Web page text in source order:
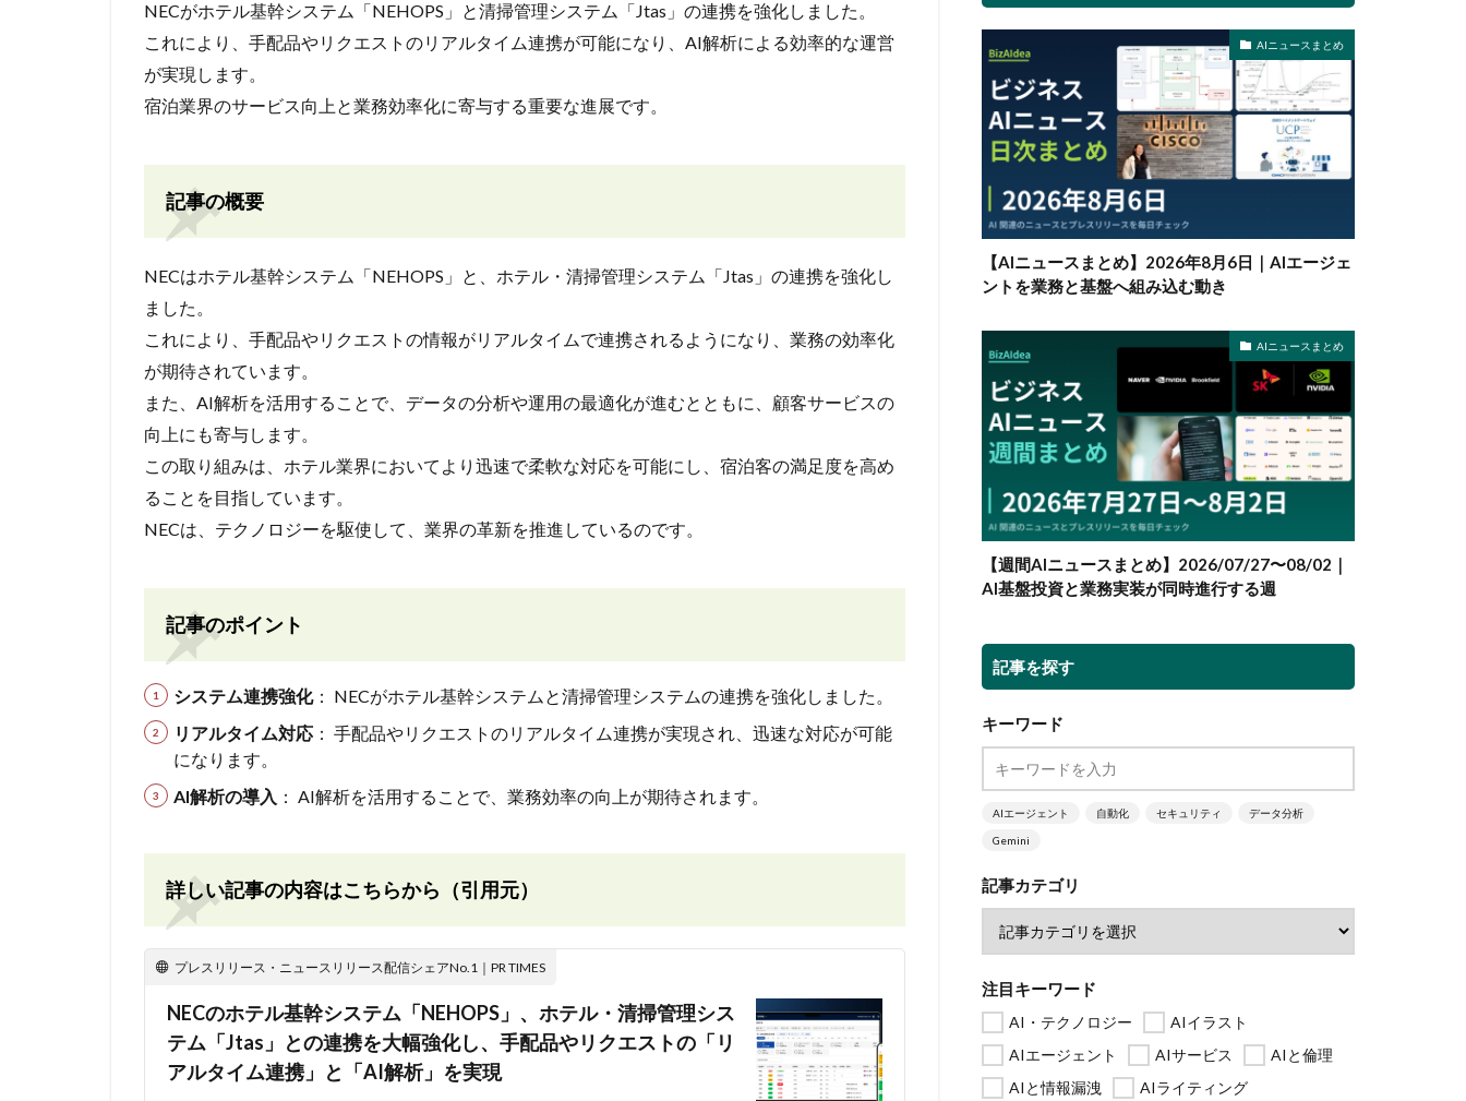
NECがホテル基幹システム「NEHOPS」と清掃管理システム「Jtas」の連携を強化しました。
これにより、手配品やリクエストのリアルタイム連携が可能になり、AI解析による効率的な運営
が実現します。
宿泊業界のサービス向上と業務効率化に寄与する重要な進展です。
記事の概要
NECはホテル基幹システム「NEHOPS」と、ホテル・清掃管理システム「Jtas」の連携を強化し
ました。
これにより、手配品やリクエストの情報がリアルタイムで連携されるようになり、業務の効率化
が期待されています。
また、AI解析を活用することで、データの分析や運用の最適化が進むとともに、顧客サービスの
向上にも寄与します。
この取り組みは、ホテル業界においてより迅速で柔軟な対応を可能にし、宿泊客の満足度を高め
ることを目指しています。
NECは、テクノロジーを駆使して、業界の革新を推進しているのです。
記事のポイント
システム連携強化： NECがホテル基幹システムと清掃管理システムの連携を強化しました。
リアルタイム対応 ： 手配品やリクエストのリアルタイム連携が実現され、迅速な対応が可能
になります。
AI解析の導入 ： AI解析を活用することで、業務効率の向上が期待されます。
詳しい記事の内容はこちらから（引用元）
プレスリリース・ニュースリリース配信シェアNo.1｜PR TIMES
NECのホテル基幹システム「NEHOPS」、ホテル・清掃管理シス
テム「Jtas」との連携を大幅強化し、手配品やリクエストの「リ
アルタイム連携」と「AI解析」を実現
AIニュースまとめ
【AIニュースまとめ】2026年8月6日｜AIエージェ
ントを業務と基盤へ組み込む動き
AIニュースまとめ
【週間AIニュースまとめ】2026/07/27〜08/02｜
AI基盤投資と業務実装が同時進行する週
記事を探す
キーワード
AIエージェント 自動化 セキュリティ データ分析
Gemini
記事カテゴリ
注目キーワード
AI・テクノロジー
AIイラスト
AIエージェント
AIサービス
AIと倫理
AIと情報漏洩
AIライティング